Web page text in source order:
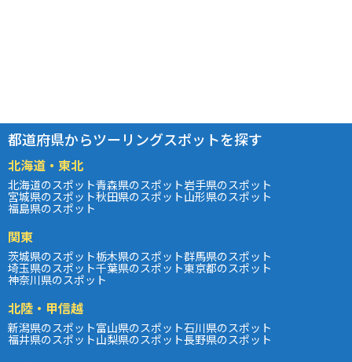
都道府県からツーリングスポットを探す
北海道・東北
北海道のスポット青森県のスポット岩手県のスポット
宮城県のスポット秋田県のスポット山形県のスポット
福島県のスポット
関東
茨城県のスポット栃木県のスポット群馬県のスポット
埼玉県のスポット千葉県のスポット東京都のスポット
神奈川県のスポット
北陸・甲信越
新潟県のスポット富山県のスポット石川県のスポット
福井県のスポット山梨県のスポット長野県のスポット